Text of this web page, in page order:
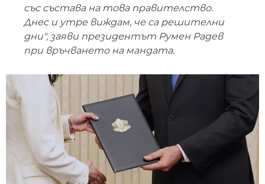
със състава на това правителство.
Днес и утре виждам, че са решителни
дни", заяви президентът Румен Радев
при връчването на мандата.